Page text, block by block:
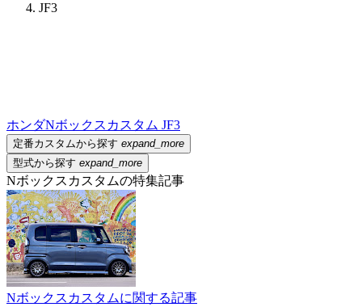
JF3
ホンダNボックスカスタム JF3
定番カスタムから探す expand_more
型式から探す expand_more
Nボックスカスタムの特集記事
Nボックスカスタムに関する記事